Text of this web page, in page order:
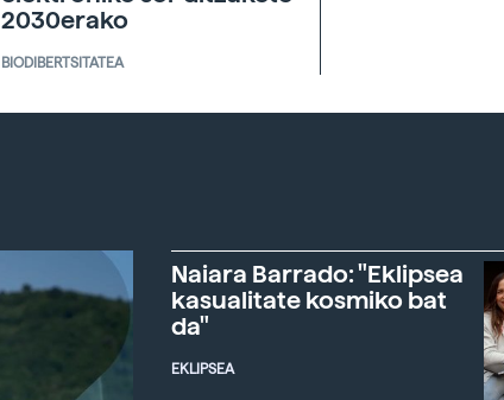
2030erako
BIODIBERTSITATEA
Naiara Barrado: "Eklipsea
kasualitate kosmiko bat
da"
EKLIPSEA